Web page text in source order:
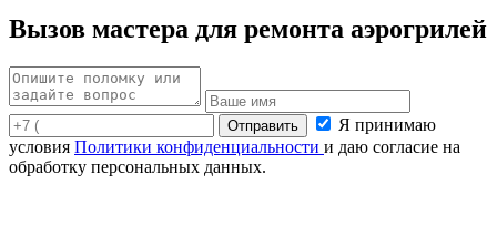
Вызов мастера для ремонта аэрогрилей
Я принимаю
условия Политики конфиденциальности и даю согласие на
обработку персональных данных.